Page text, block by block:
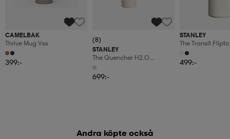
CAMELBAK
Thrive Mug Vss
399:-
(8)
STANLEY
The Quencher H2.o
Flowstate™ Tumbler 1,18l
699:-
STANLEY
The Transit
0.47l
499:-
Andra köpte också